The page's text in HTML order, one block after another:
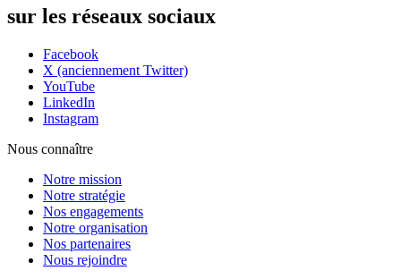
sur les réseaux sociaux
Facebook
X (anciennement Twitter)
YouTube
LinkedIn
Instagram
Nous connaître
Notre mission
Notre stratégie
Nos engagements
Notre organisation
Nos partenaires
Nous rejoindre